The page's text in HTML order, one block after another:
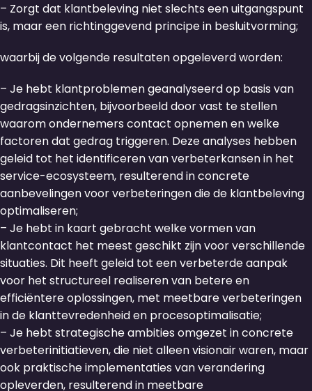
– Zorgt dat klantbeleving niet slechts een uitgangspunt
is, maar een richtinggevend principe in besluitvorming;
waarbij de volgende resultaten opgeleverd worden:
– Je hebt klantproblemen geanalyseerd op basis van
gedragsinzichten, bijvoorbeeld door vast te stellen
waarom ondernemers contact opnemen en welke
factoren dat gedrag triggeren. Deze analyses hebben
geleid tot het identificeren van verbeterkansen in het
service-ecosysteem, resulterend in concrete
aanbevelingen voor verbeteringen die de klantbeleving
optimaliseren;
– Je hebt in kaart gebracht welke vormen van
klantcontact het meest geschikt zijn voor verschillende
situaties. Dit heeft geleid tot een verbeterde aanpak
voor het structureel realiseren van betere en
efficiëntere oplossingen, met meetbare verbeteringen
in de klanttevredenheid en procesoptimalisatie;
– Je hebt strategische ambities omgezet in concrete
verbeterinitiatieven, die niet alleen visionair waren, maar
ook praktische implementaties van verandering
opleverden, resulterend in meetbare